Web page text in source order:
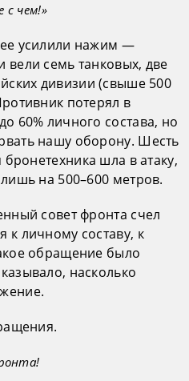
с чем!»
усилили нажим —
семь танковых, две
дивизии (свыше 500
потерял в
60% личного состава, но
нашу оборону. Шесть
шла в атаку,
на 500–600 метров.
совет фронта счел
к личному составу, к
обращение было
насколько